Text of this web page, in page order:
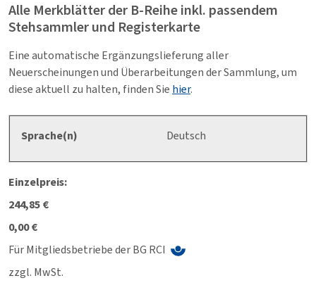
Alle Merkblätter der B-Reihe inkl. passendem
Stehsammler und Registerkarte
Eine automatische Ergänzungslieferung aller
Neuerscheinungen und Überarbeitungen der Sammlung, um
diese aktuell zu halten, finden Sie hier.
Sprache(n) Deutsch
Einzelpreis:
244,85 €
0,00 €
Für Mitgliedsbetriebe der BG RCI
zzgl. MwSt.